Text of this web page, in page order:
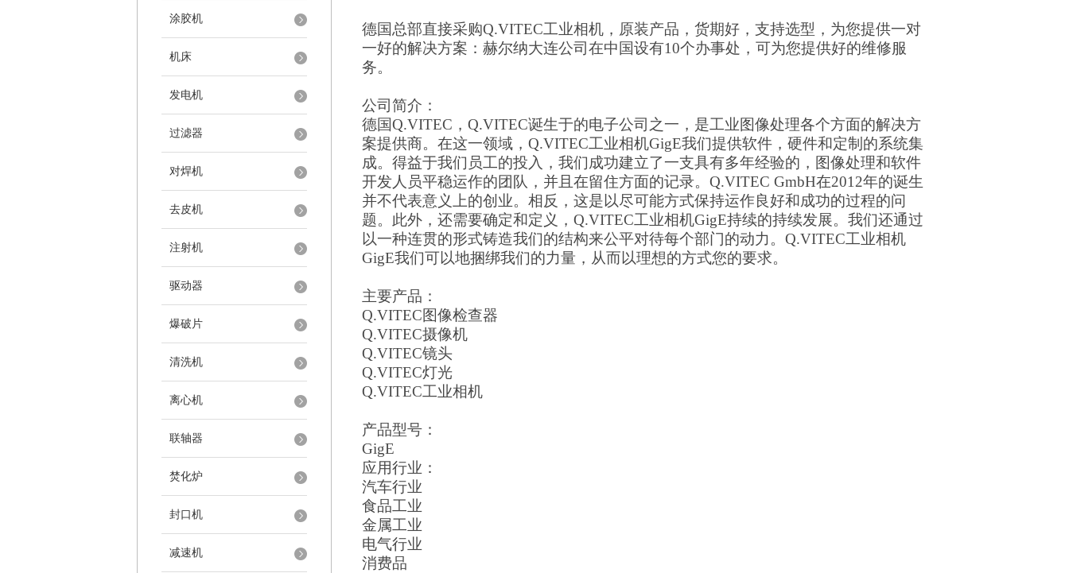
涂胶机
机床
发电机
过滤器
对焊机
去皮机
注射机
驱动器
爆破片
清洗机
离心机
联轴器
焚化炉
封口机
减速机
德国总部直接采购Q.VITEC工业相机 ，原装产品，货期好，支持选型，为您提供一对
一好的解决方案：赫尔纳大连公司在中国设有10个办事处，可为您提供好的维修服
务。
公司简介：
德国Q.VITEC，Q.VITEC诞生于的电子公司之一，是工业图像处理各个方面的解决方
案提供商。在这一领域， Q.VITEC工业相机GigE我们提供软件，硬件和定制的系统集
成。得益于我们员工的投入，我们成功建立了一支具有多年经验的，图像处理和软件
开发人员平稳运作的团队，并且在留住方面的记录。 Q.VITEC GmbH在2012年的诞生
并不代表意义上的创业。相反，这是以尽可能方式保持运作良好和成功的过程的问
题。此外，还需要确定和定义， Q.VITEC工业相机GigE持续的持续发展。我们还通过
以一种连贯的形式铸造我们的结构来公平对待每个部门的动力。 Q.VITEC工业相机
GigE我们可以地捆绑我们的力量，从而以理想的方式您的要求。
主要产品：
Q.VITEC图像检查器
Q.VITEC摄像机
Q.VITEC镜头
Q.VITEC灯光
Q.VITEC工业相机
产品型号：
GigE
应用行业：
汽车行业
食品工业
金属工业
电气行业
消费品